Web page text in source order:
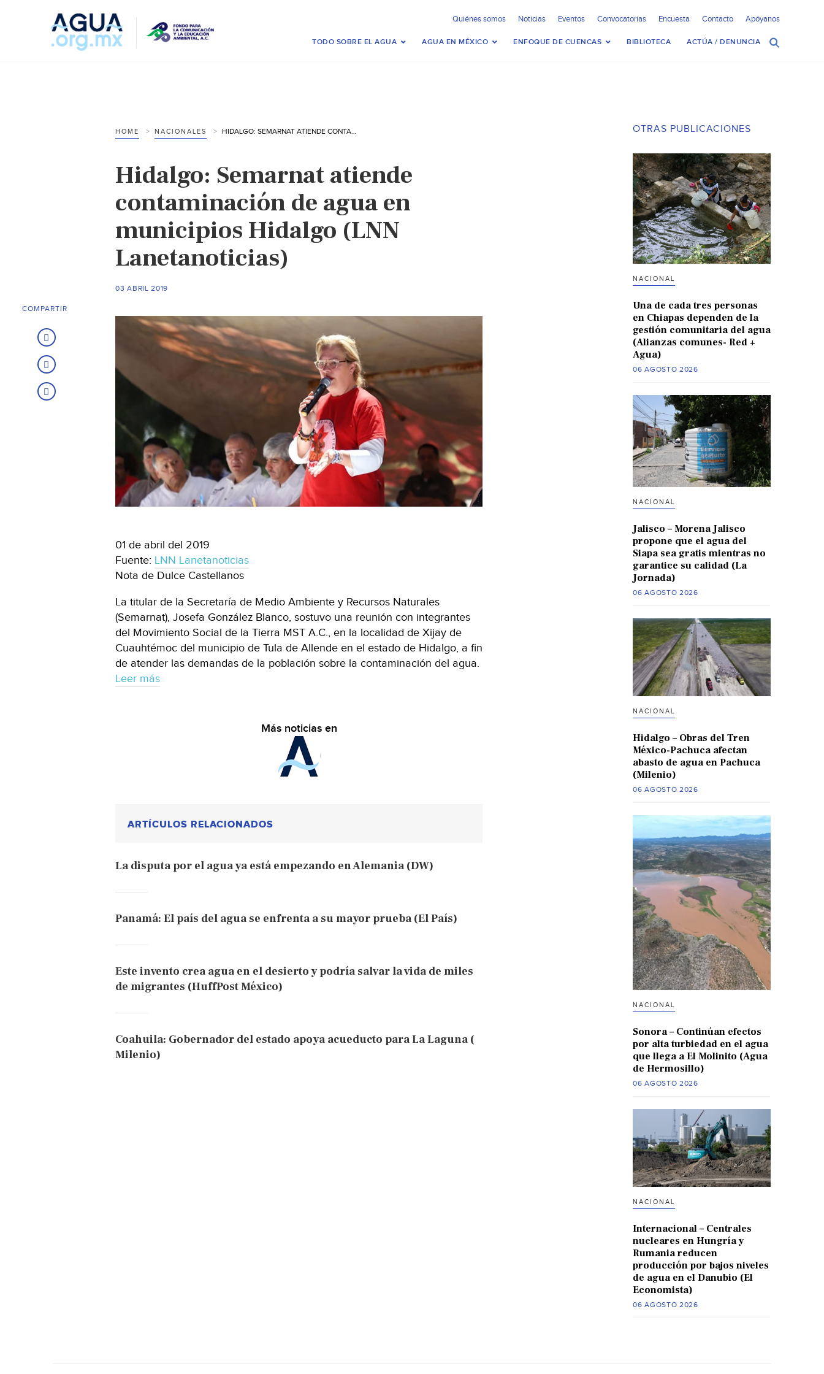
Quiénes somos Noticias Eventos Convocatorias Encuesta Contacto Apóyanos
TODO SOBRE EL AGUA AGUA EN MÉXICO ENFOQUE DE CUENCAS BIBLIOTECA ACTÚA / DENUNCIA
HOME NACIONALES HIDALGO: SEMARNAT ATIENDE CONTAMINACIÓN DE AGUA EN MUNICIPIOS HIDALGO (LNN LANETANOTICIAS)
Hidalgo: Semarnat atiende
contaminación de agua en
municipios Hidalgo (LNN
Lanetanoticias)
03 ABRIL 2019
01 de abril del 2019
Fuente: LNN Lanetanoticias
Nota de Dulce Castellanos
La titular de la Secretaría de Medio Ambiente y Recursos Naturales
(Semarnat), Josefa González Blanco, sostuvo una reunión con integrantes
del Movimiento Social de la Tierra MST A.C., en la localidad de Xijay de
Cuauhtémoc del municipio de Tula de Allende en el estado de Hidalgo, a fin
de atender las demandas de la población sobre la contaminación del agua.
Leer más
Más noticias en
ARTÍCULOS RELACIONADOS
La disputa por el agua ya está empezando en Alemania (DW)
Panamá: El país del agua se enfrenta a su mayor prueba (El País)
Este invento crea agua en el desierto y podría salvar la vida de miles
de migrantes (HuffPost México)
Coahuila: Gobernador del estado apoya acueducto para La Laguna (
Milenio)
COMPARTIR
OTRAS PUBLICACIONES
NACIONAL
Una de cada tres personas
en Chiapas dependen de la
gestión comunitaria del agua
(Alianzas comunes- Red +
Agua)
06 AGOSTO 2026
NACIONAL
Jalisco – Morena Jalisco
propone que el agua del
Siapa sea gratis mientras no
garantice su calidad (La
Jornada)
06 AGOSTO 2026
NACIONAL
Hidalgo – Obras del Tren
México-Pachuca afectan
abasto de agua en Pachuca
(Milenio)
06 AGOSTO 2026
NACIONAL
Sonora – Continúan efectos
por alta turbiedad en el agua
que llega a El Molinito (Agua
de Hermosillo)
06 AGOSTO 2026
NACIONAL
Internacional – Centrales
nucleares en Hungría y
Rumania reducen
producción por bajos niveles
de agua en el Danubio (El
Economista)
06 AGOSTO 2026